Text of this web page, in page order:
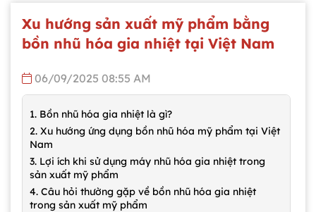
Xu hướng sản xuất mỹ phẩm bằng
bồn nhũ hóa gia nhiệt tại Việt Nam
06/09/2025 08:55 AM
1. Bồn nhũ hóa gia nhiệt là gì?
2. Xu hướng ứng dụng bồn nhũ hóa mỹ phẩm tại Việt
Nam
3. Lợi ích khi sử dụng máy nhũ hóa gia nhiệt trong
sản xuất mỹ phẩm
4. Câu hỏi thường gặp về bồn nhũ hóa gia nhiệt
trong sản xuất mỹ phẩm